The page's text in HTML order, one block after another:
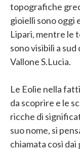
topografiche
gioielli sono oggi
Lipari, mentre le
sono visibili a
Vallone S.Lucia.
Le Eolie nella
da scoprire e le
ricche di
suo nome, si
chiamata così